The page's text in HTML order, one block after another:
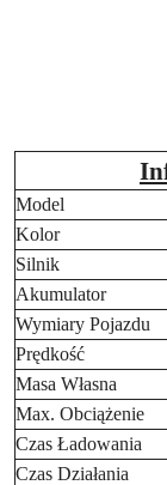
Model
Kolor
Silnik
Akumulator
Wymiary Pojazdu
Prędkość
Masa Własna
Max. Obciążenie
Czas Ładowania
Czas Działania